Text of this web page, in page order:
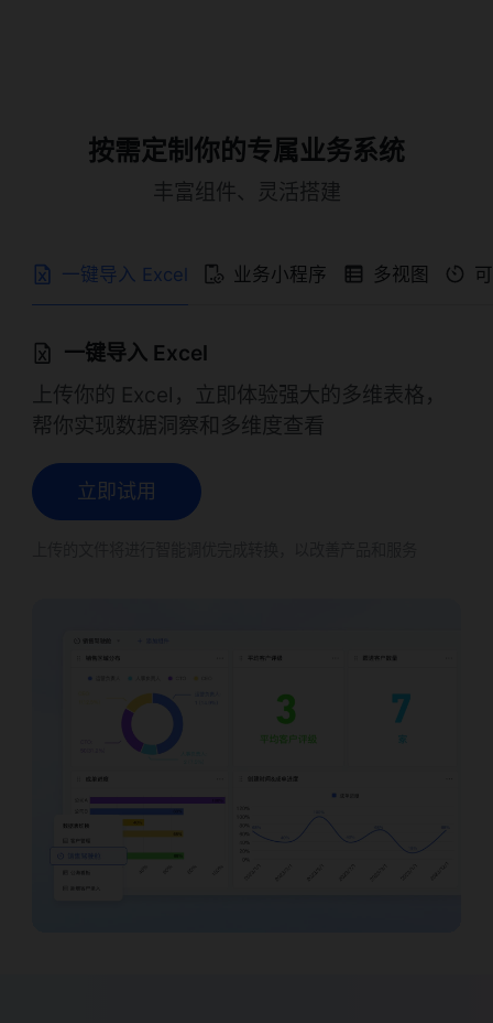
按需定制你的专属业务系统
丰富组件、灵活搭建
一键导入 Excel 业务小程序 多视图
一键导入 Excel
上传你的 Excel，立即体验强大的多维表格，
帮你实现数据洞察和多维度查看
立即试用